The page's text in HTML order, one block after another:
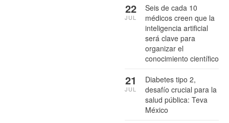
Seis de cada 10
médicos creen que la
inteligencia artificial
será clave para
organizar el
conocimiento científico
22
JUL
Diabetes tipo 2,
desafío crucial para la
salud pública: Teva
México
21
JUL